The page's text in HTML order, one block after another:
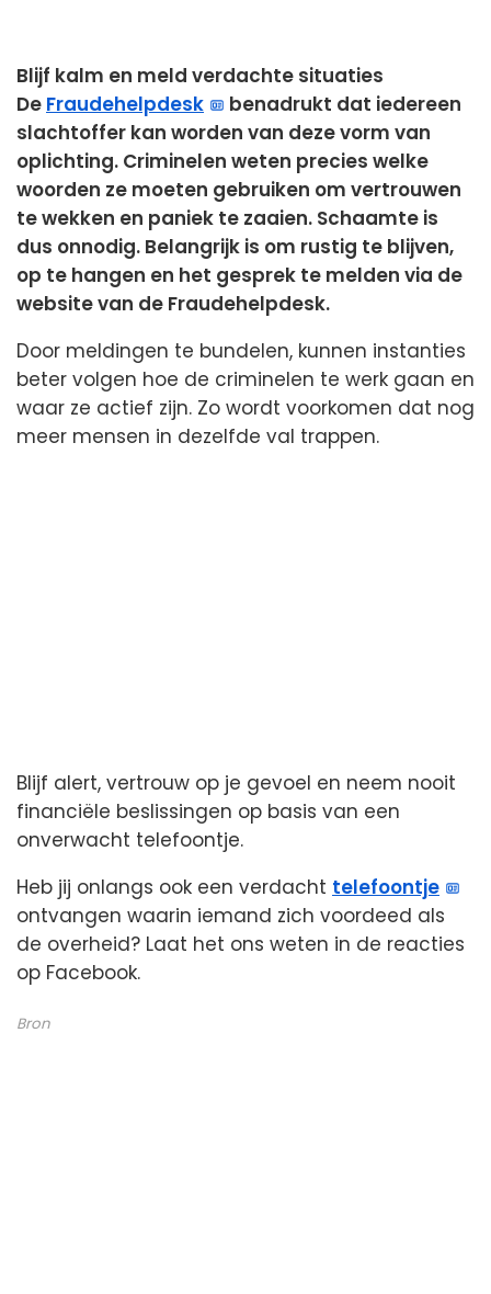
Blijf kalm en meld verdachte situaties
De Fraudehelpdesk
benadrukt dat iedereen
slachtoffer kan worden van deze vorm van
oplichting. Criminelen weten precies welke
woorden ze moeten gebruiken om vertrouwen
te wekken en paniek te zaaien. Schaamte is
dus onnodig. Belangrijk is om rustig te blijven,
op te hangen en het gesprek te melden via de
website van de Fraudehelpdesk.
Door meldingen te bundelen, kunnen instanties
beter volgen hoe de criminelen te werk gaan en
waar ze actief zijn. Zo wordt voorkomen dat nog
meer mensen in dezelfde val trappen.
Blijf alert, vertrouw op je gevoel en neem nooit
financiële beslissingen op basis van een
onverwacht telefoontje.
Heb jij onlangs ook een verdacht telefoontje
ontvangen waarin iemand zich voordeed als
de overheid? Laat het ons weten in de reacties
op Facebook.
Bron